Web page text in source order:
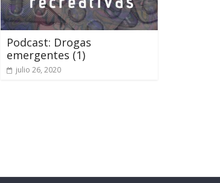
Podcast: Drogas
emergentes (1)
julio 26, 2020